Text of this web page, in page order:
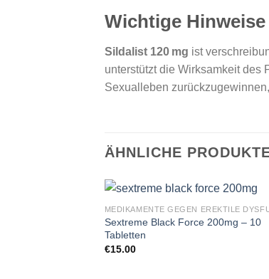
Wichtige Hinweise
Sildalist 120 mg ist
unterstützt die Wirksamkeit des
Sexualleben
ÄHNLICHE
Sextreme Black Force 200mg – 10
Tabletten
€15.00